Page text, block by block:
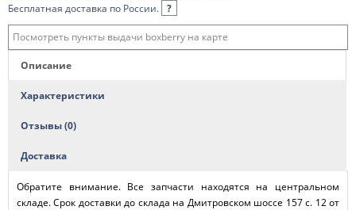
Бесплатная доставка по России. ?
Посмотреть пункты выдачи boxberry на карте
Описание
Характеристики
Отзывы (0)
Доставка
Обратите внимание. Все запчасти находятся на центральном
складе. Срок доставки до склада на Дмитровском шоссе 157 с. 12 от